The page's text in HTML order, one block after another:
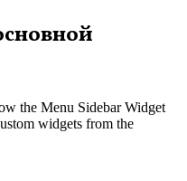
the Menu Sidebar Widget
widgets from the